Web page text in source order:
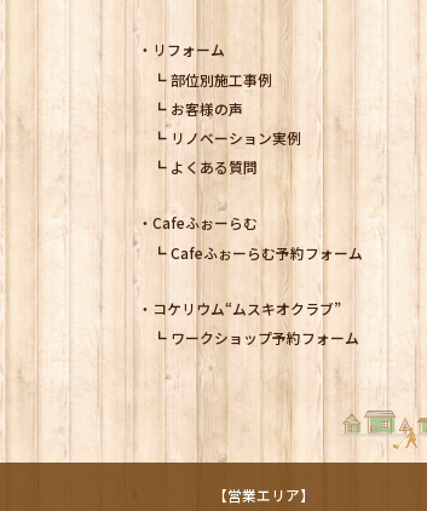
リフォーム
部位別施工事例
お客様の声
リノベーション実例
よくある質問
Cafeふぉーらむ
Cafeふぉーらむ予約フォーム
コケリウム“ムスキオクラブ”
ワークショップ予約フォーム
【営業エリア】